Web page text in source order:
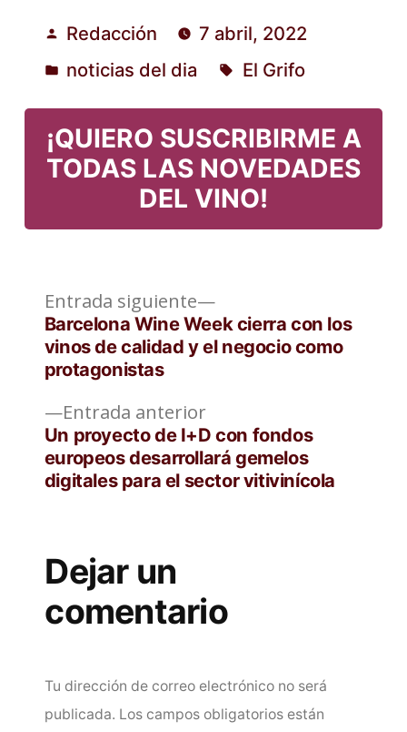
Publicado
por
Redacción 7 abril, 2022
Publicado
en
noticias del dia El Grifo
¡QUIERO SUSCRIBIRME A
TODAS LAS NOVEDADES
DEL VINO!
Navegación
de
entradas
Entrada anteriorEntrada
anterior:
Un proyecto de I+D con fondos
europeos desarrollará gemelos
digitales para el sector vitivinícola
Entrada siguiente
Entrada
siguiente:
Barcelona Wine Week cierra con los
vinos de calidad y el negocio como
protagonistas
Dejar un
comentario
Tu dirección de correo electrónico no será
publicada. Los campos obligatorios están